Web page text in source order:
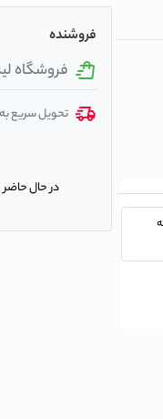
فروشنده
فروشگاه
تحویل سریع
در حال